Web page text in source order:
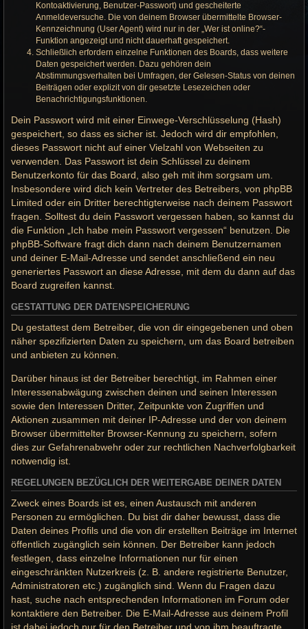
Kontoaktivierung, Benutzer-Passwort) und gescheiterte
Anmeldeversuche. Die von deinem Browser übermittelte Browser-
Kennzeichnung (User Agent) wird nur in der „Wer ist online?“-
Funktion angezeigt und nicht dauerhaft gespeichert.
Schließlich erfordern einzelne Funktionen des Boards, dass weitere
Daten gespeichert werden. Dazu gehören dein
Abstimmungsverhalten bei Umfragen, der Gelesen-Status von deinen
Beiträgen oder explizit von dir gesetzte Lesezeichen oder
Benachrichtigungsfunktionen.
Dein Passwort wird mit einer Einwege-Verschlüsselung (Hash)
gespeichert, so dass es sicher ist. Jedoch wird dir empfohlen,
dieses Passwort nicht auf einer Vielzahl von Webseiten zu
verwenden. Das Passwort ist dein Schlüssel zu deinem
Benutzerkonto für das Board, also geh mit ihm sorgsam um.
Insbesondere wird dich kein Vertreter des Betreibers, von phpBB
Limited oder ein Dritter berechtigterweise nach deinem Passwort
fragen. Solltest du dein Passwort vergessen haben, so kannst du
die Funktion „Ich habe mein Passwort vergessen“ benutzen. Die
phpBB-Software fragt dich dann nach deinem Benutzernamen
und deiner E-Mail-Adresse und sendet anschließend ein neu
generiertes Passwort an diese Adresse, mit dem du dann auf das
Board zugreifen kannst.
GESTATTUNG DER DATENSPEICHERUNG
Du gestattest dem Betreiber, die von dir eingegebenen und oben
näher spezifizierten Daten zu speichern, um das Board betreiben
und anbieten zu können.
Darüber hinaus ist der Betreiber berechtigt, im Rahmen einer
Interessenabwägung zwischen deinen und seinen Interessen
sowie den Interessen Dritter, Zeitpunkte von Zugriffen und
Aktionen zusammen mit deiner IP-Adresse und der von deinem
Browser übermittelter Browser-Kennung zu speichern, sofern
dies zur Gefahrenabwehr oder zur rechtlichen Nachverfolgbarkeit
notwendig ist.
REGELUNGEN BEZÜGLICH DER WEITERGABE DEINER DATEN
Zweck eines Boards ist es, einen Austausch mit anderen
Personen zu ermöglichen. Du bist dir daher bewusst, dass die
Daten deines Profils und die von dir erstellten Beiträge im Internet
öffentlich zugänglich sein können. Der Betreiber kann jedoch
festlegen, dass einzelne Informationen nur für einen
eingeschränkten Nutzerkreis (z. B. andere registrierte Benutzer,
Administratoren etc.) zugänglich sind. Wenn du Fragen dazu
hast, suche nach entsprechenden Informationen im Forum oder
kontaktiere den Betreiber. Die E-Mail-Adresse aus deinem Profil
ist dabei jedoch nur für den Betreiber und von ihm beauftragte